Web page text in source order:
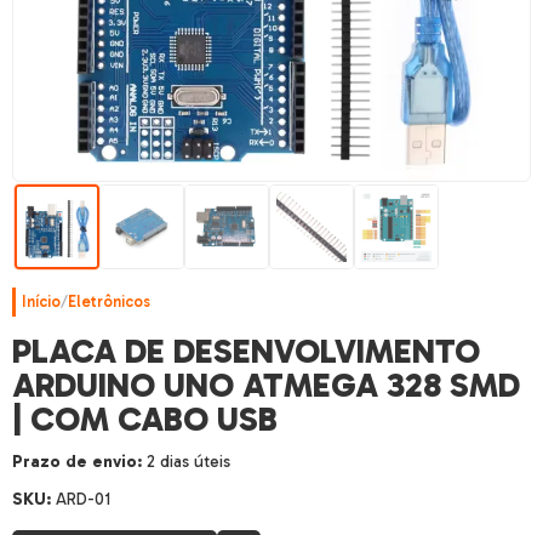
Início/Eletrônicos
PLACA DE DESENVOLVIMENTO
ARDUINO UNO ATMEGA 328 SMD
| COM CABO USB
Prazo de envio: 2 dias úteis
SKU: ARD-01